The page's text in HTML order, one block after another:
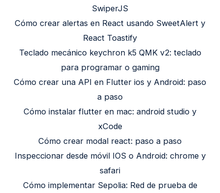
SwiperJS
Cómo crear alertas en React usando SweetAlert y
React Toastify
Teclado mecánico keychron k5 QMK v2: teclado
para programar o gaming
Cómo crear una API en Flutter ios y Android: paso
a paso
Cómo instalar flutter en mac: android studio y
xCode
Cómo crear modal react: paso a paso
Inspeccionar desde móvil IOS o Android: chrome y
safari
Cómo implementar Sepolia: Red de prueba de